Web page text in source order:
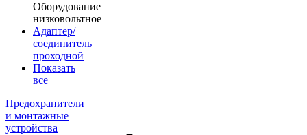
Оборудование
низковольтное
Адаптер/
соединитель
проходной
Показать
все
Предохранители
и монтажные
устройства